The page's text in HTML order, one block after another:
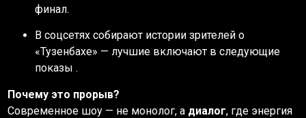
финал.
В соцсетях собирают истории зрителей о
«Тузенбахе» — лучшие включают в следующие
показы .
Почему это прорыв?
Современное шоу — не монолог, а диалог, где энергия